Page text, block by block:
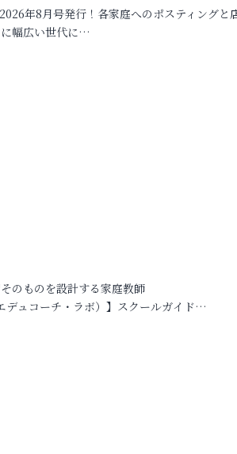
年8月号発行！各家庭へのポスティングと
幅広い世代に…
のものを設計する家庭教師
ュコーチ・ラボ）】スクールガイド…